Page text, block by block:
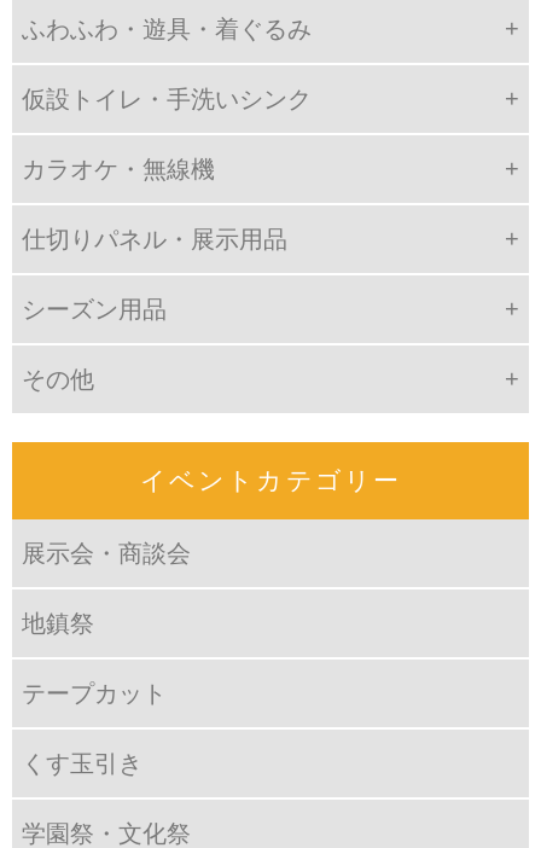
ふわふわ・遊具・着ぐるみ
仮設トイレ・手洗いシンク
カラオケ・無線機
仕切りパネル・展示用品
シーズン用品
その他
イベントカテゴリー
展示会・商談会
地鎮祭
テープカット
くす玉引き
学園祭・文化祭